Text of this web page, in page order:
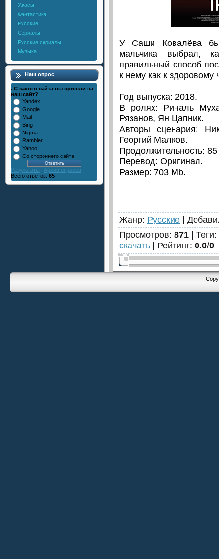
Ужасы
Фантастика
Русские
Сериалы
Русские сериалы
Музыка
Наш опрос
. С какого сайта вы пришли на
наш сайт?
Yandex
Google
Mail
Bing
Nigma
Rambler
Yahoo
Со стороннего сайта
Результаты | Архив опросов
Всего ответов: 65
У Саши Ковалёва
мальчика выбрал,
правильный способ
к нему как к здоровому
Год выпуска: 2018.
В ролях: Риналь
Рязанов, Ян Цапник.
Авторы сценария:
Георгий Малков.
Продолжительность: 85
Перевод: Оригинал.
Размер: 703 Mb.
Жанр: Русские |
Просмотров: 871 | Теги:
скачать | Рейтинг: 0.0/0